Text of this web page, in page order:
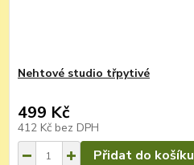
Nehtové studio třpytivé
499 Kč
412 Kč bez DPH
Přidat do košíku